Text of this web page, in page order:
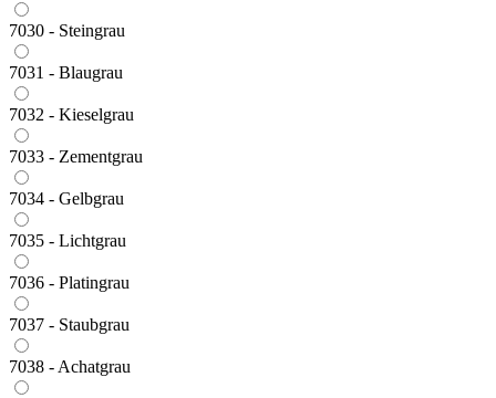
7030 - Steingrau
7031 - Blaugrau
7032 - Kieselgrau
7033 - Zementgrau
7034 - Gelbgrau
7035 - Lichtgrau
7036 - Platingrau
7037 - Staubgrau
7038 - Achatgrau